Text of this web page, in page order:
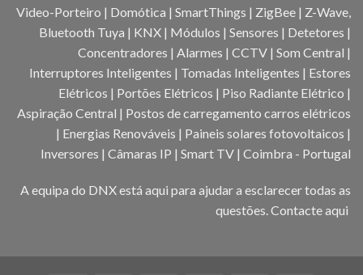
Video-Porteiro | Domótica | SmartThings | ZigBee | Z-Wave,
Bluetooth Tuya | KNX | Módulos | Sensores | Detetores |
Concentradores | Alarmes | CCTV | Som Central |
Interruptores Inteligentes | Tomadas Inteligentes | Estores
Elétricos | Portões Elétricos | Piso Radiante Elétrico |
Aspiração Central | Postos de carregamento carros elétricos
| Energias Renováveis | Paineis solares fotovoltaicos |
Inversores | Câmaras IP | Smart TV | Coimbra - Portugal
A equipa do DNX está aqui para ajudar a esclarecer todas as
questões.Contacte aqui